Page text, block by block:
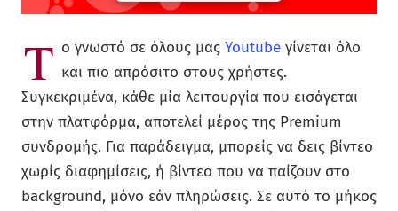
Τ ο γνωστό σε όλους μας Youtube γίνεται όλο
και πιο απρόσιτο στους χρήστες.
Συγκεκριμένα, κάθε μία λειτουργία που εισάγεται
στην πλατφόρμα, αποτελεί μέρος της Premium
συνδρομής. Για παράδειγμα, μπορείς να δεις βίντεο
χωρίς διαφημίσεις, ή βίντεο που να παίζουν στο
background, μόνο εάν πληρώσεις. Σε αυτό το μήκος